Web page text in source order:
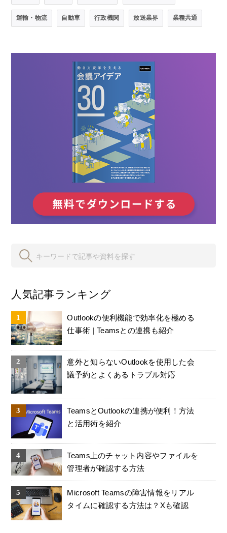
運輸・物流 自動車 行政機関 放送業界 業種共通
人気記事ランキング
Outlookの便利機能で効率化を極める
仕事術 | Teamsとの連携も紹介
意外と知らないOutlookを使用した会
議予約とよくあるトラブル対応
TeamsとOutlookの連携が便利！方法
と活用術を紹介
Teams上のチャット内容やファイルを
管理者が確認する方法
Microsoft Teamsの障害情報をリアル
タイムに確認する方法は？Xも確認